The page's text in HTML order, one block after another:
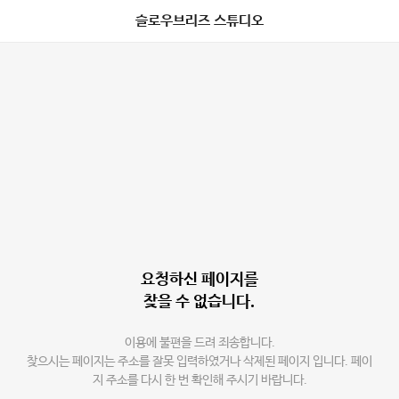
슬로우브리즈 스튜디오
요청하신 페이지를
찾을 수 없습니다.
이용에 불편을 드려 죄송합니다.
찾으시는 페이지는 주소를 잘못 입력하였거나 삭제된 페이지 입니다. 페이
지 주소를 다시 한 번 확인해 주시기 바랍니다.